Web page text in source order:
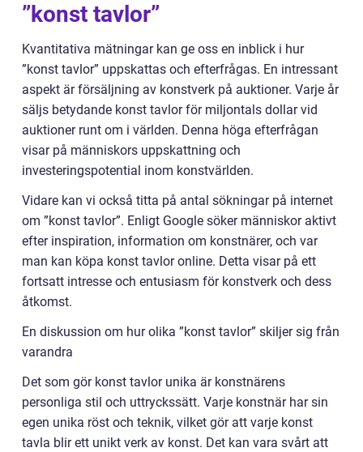
”konst tavlor”
Kvantitativa mätningar kan ge oss en inblick i hur
”konst tavlor” uppskattas och efterfrågas. En intressant
aspekt är försäljning av konstverk på auktioner. Varje år
säljs betydande konst tavlor för miljontals dollar vid
auktioner runt om i världen. Denna höga efterfrågan
visar på människors uppskattning och
investeringspotential inom konstvärlden.
Vidare kan vi också titta på antal sökningar på internet
om ”konst tavlor”. Enligt Google söker människor aktivt
efter inspiration, information om konstnärer, och var
man kan köpa konst tavlor online. Detta visar på ett
fortsatt intresse och entusiasm för konstverk och dess
åtkomst.
En diskussion om hur olika ”konst tavlor” skiljer sig från
varandra
Det som gör konst tavlor unika är konstnärens
personliga stil och uttryckssätt. Varje konstnär har sin
egen unika röst och teknik, vilket gör att varje konst
tavla blir ett unikt verk av konst. Det kan vara svårt att